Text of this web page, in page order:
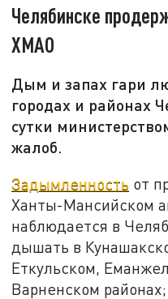
Челябинске
ХМАО
Дым и запах гари
городах и районах
сутки
жалоб.
Задымленность от
Ханты-Мансийском
наблюдается в
дышать в
Еткульском,
Варненском